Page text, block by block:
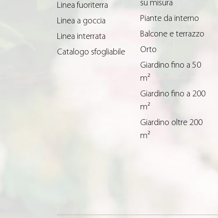
Linea fuoriterra
Linea a goccia
Linea interrata
Catalogo sfogliabile
su misura
Piante da interno
Balcone e terrazzo
Orto
Giardino fino a 50
m²
Giardino fino a 200
m²
Giardino oltre 200
m²